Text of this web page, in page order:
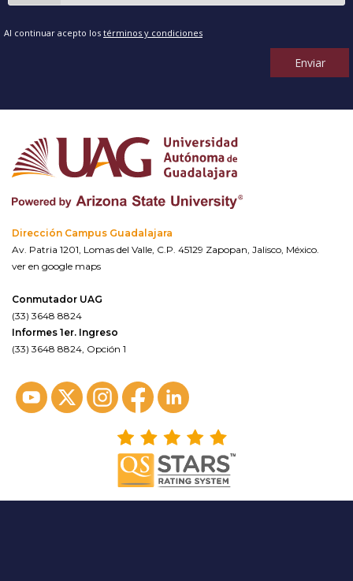
Al continuar acepto los términos y condiciones
Enviar
Dirección Campus Guadalajara
Av. Patria 1201, Lomas del Valle, C.P. 45129 Zapopan, Jalisco, México.
ver en google maps
Conmutador UAG
(33) 3648 8824
Informes 1er. Ingreso
(33) 3648 8824, Opción 1